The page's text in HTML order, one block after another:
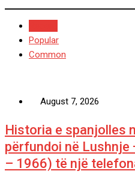
Popular
Common
August 7, 2026
Historia e spanjolles
përfundoi në
– 1966) të një